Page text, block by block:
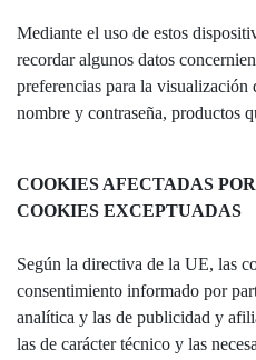
Mediante el uso de estos
recordar algunos datos
preferencias para la visualización
nombre y contraseña, productos
COOKIES AFECTADAS
COOKIES EXCEPTUADAS
Según la directiva de la UE, las
consentimiento informado por
analítica y las de publicidad y
las de carácter técnico y las